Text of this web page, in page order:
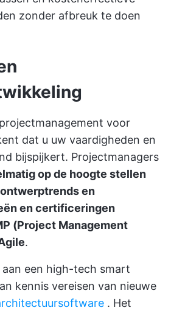
zonder afbreuk te doen
voor
dat u uw vaardigheden en
bijspijkert. Projectmanagers
op de hoogte stellen
en
en certificeringen
(Project Management
.
een high-tech smart
kennis vereisen van nieuwe
. Het